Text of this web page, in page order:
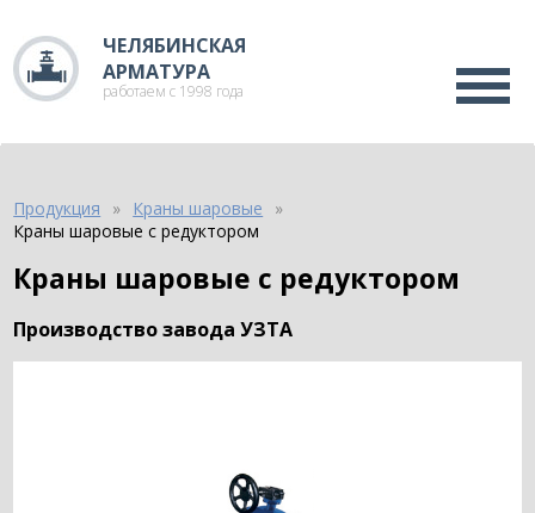
ЧЕЛЯБИНСКАЯ
АРМАТУРА
работаем с 1998 года
Продукция
Краны шаровые
Краны шаровые с редуктором
Краны шаровые с редуктором
Производство завода УЗТА